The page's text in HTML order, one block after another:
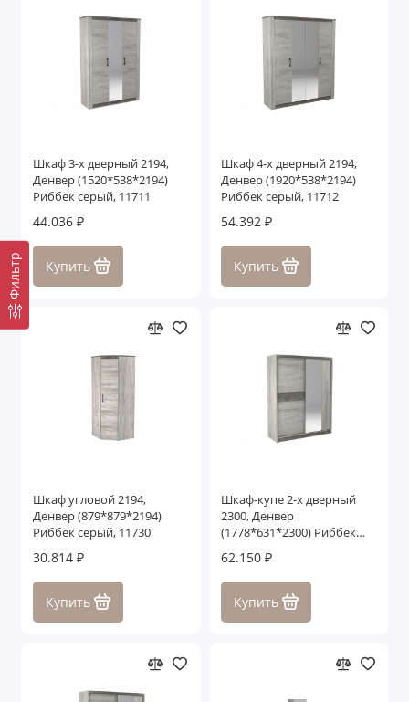
Фильтр
Шкаф 3-х дверный 2194,
Денвер (1520*538*2194)
Риббек серый, 11711
44.036 ₽
Купить
Шкаф 4-х дверный 2194,
Денвер (1920*538*2194)
Риббек серый, 11712
54.392 ₽
Купить
Шкаф угловой 2194,
Денвер (879*879*2194)
Риббек серый, 11730
30.814 ₽
Купить
Шкаф-купе 2-х дверный
2300, Денвер
(1778*631*2300) Риббек
62.150 ₽
Купить